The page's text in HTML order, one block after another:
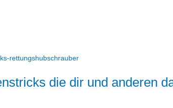
die dir und anderen